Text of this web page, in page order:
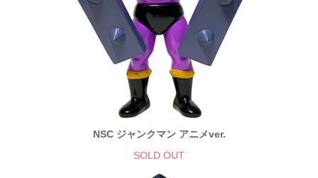
NSC ジャンクマン アニメver.
SOLD OUT